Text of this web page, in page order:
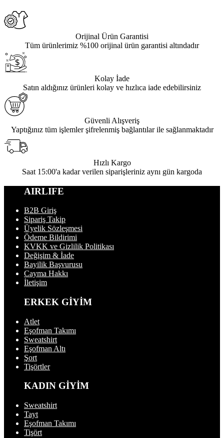
Orijinal Ürün Garantisi
Tüm ürünlerimiz %100 orijinal ürün garantisi altındadır
Kolay İade
Satın aldığınız ürünleri kolay ve hızlıca iade edebilirsiniz
Güvenli Alışveriş
Yaptığınız tüm işlemler şifrelenmiş bağlantılar ile sağlanmaktadır
Hızlı Kargo
Saat 15:00'a kadar verilen siparişleriniz aynı gün kargoda
AIRLIFE
B2B Giriş
Sipariş Takip
Üyelik Sözleşmesi
Ödeme Bildirimi
KVKK ve Gizlilik Politikası
Değişim & İade
Bayilik Başvurusu
Cayma Hakkı
İletişim
ERKEK GİYİM
Atlet
Eşofman Takımı
Sweatshirt
Eşofman Altı
Şort
Tişörtler
KADIN GİYİM
Sweatshirt
Tayt
Eşofman Takımı
Tişört